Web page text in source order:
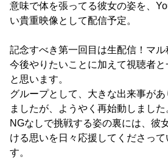
意味で体を張ってる彼女の姿を、
い貴重映像として配信予定。
記念すべき第一回目は生配信！マル
今後やりたいことに加えて視聴者
と思います。
グループとして、大きな出来事が
ましたが、ようやく再始動しました
NGなしで挑戦する姿の裏には、彼
ける思いを日々応援してくださっ
す。